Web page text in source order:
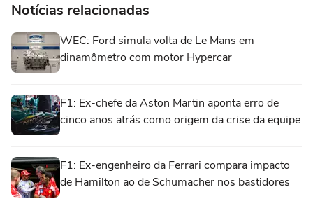
Notícias relacionadas
WEC: Ford simula volta de Le Mans em
dinamômetro com motor Hypercar
F1: Ex-chefe da Aston Martin aponta erro de
cinco anos atrás como origem da crise da equipe
F1: Ex-engenheiro da Ferrari compara impacto
de Hamilton ao de Schumacher nos bastidores